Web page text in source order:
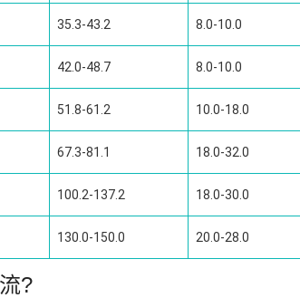
35.3-43.2 8.0-10.0
42.0-48.7 8.0-10.0
51.8-61.2 10.0-18.0
67.3-81.1 18.0-32.0
100.2-137.2 18.0-30.0
130.0-150.0 20.0-28.0
?